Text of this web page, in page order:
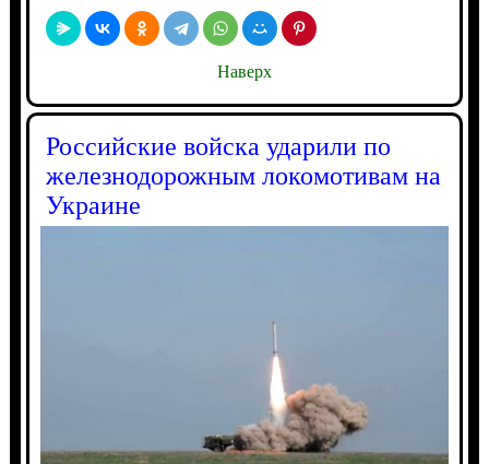
Наверх
Российские войска ударили по
железнодорожным локомотивам на
Украине